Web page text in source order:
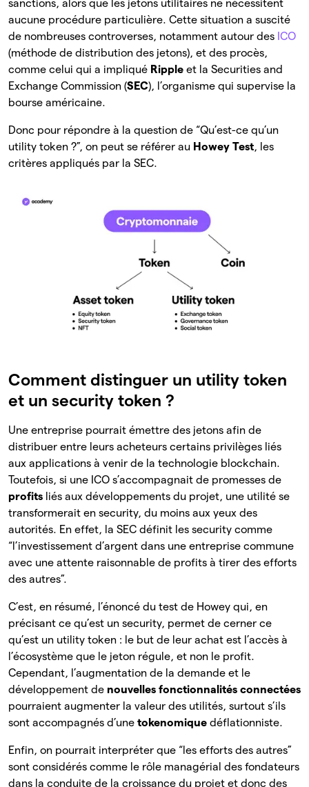
sanctions, alors que les jetons utilitaires ne nécessitent
aucune procédure particulière. Cette situation a suscité
de nombreuses controverses, notamment autour des ICO
(méthode de distribution des jetons), et des procès,
comme celui qui a impliqué Ripple et la Securities and
Exchange Commission (SEC), l’organisme qui supervise la
bourse américaine.
Donc pour répondre à la question de “Qu’est-ce qu’un
utility token ?”, on peut se référer au Howey Test, les
critères appliqués par la SEC.
Comment distinguer un utility token
et un security token ?
Une entreprise pourrait émettre des jetons afin de
distribuer entre leurs acheteurs certains privilèges liés
aux applications à venir de la technologie blockchain.
Toutefois, si une ICO s’accompagnait de promesses de
profits liés aux développements du projet, une utilité se
transformerait en security, du moins aux yeux des
autorités. En effet, la SEC définit les security comme
“l’investissement d’argent dans une entreprise commune
avec une attente raisonnable de profits à tirer des efforts
des autres”.
C’est, en résumé, l’énoncé du test de Howey qui, en
précisant ce qu’est un security, permet de cerner ce
qu’est un utility token : le but de leur achat est l’accès à
l’écosystème que le jeton régule, et non le profit.
Cependant, l’augmentation de la demande et le
développement de nouvelles fonctionnalités connectées
pourraient augmenter la valeur des utilités, surtout s’ils
sont accompagnés d’une tokenomique déflationniste.
Enfin, on pourrait interpréter que “les efforts des autres”
sont considérés comme le rôle managérial des fondateurs
dans la conduite de la croissance du projet et donc des